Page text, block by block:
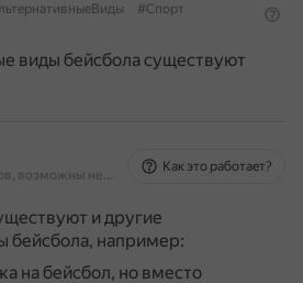
#Спорт
виды бейсбола существуют
На основе источников, возможны неточности
Как это работает?
и другие
бейсбола, например:
на бейсбол, но вместо